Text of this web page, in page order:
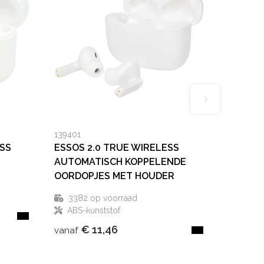
139401
ESSOS 2.0 TRUE WIRELESS
AUTOMATISCH KOPPELENDE
OORDOPJES MET HOUDER
3382 op voorraad
ABS-kunststof
vanaf € 11,46